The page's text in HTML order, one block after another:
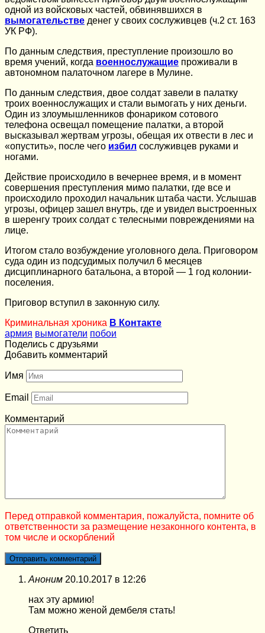
одной из войсковых частей, обвинявшихся в
вымогательстве денег у своих сослуживцев (ч.2 ст. 163
УК РФ).
По данным следствия, преступление произошло во
время учений, когда военнослужащие проживали в
автономном палаточном лагере в Мулине.
По данным следствия, двое солдат завели в палатку
троих военнослужащих и стали вымогать у них деньги.
Один из злоумышленников фонариком сотового
телефона освещал помещение палатки, а второй
высказывал жертвам угрозы, обещая их отвести в лес и
«опустить», после чего избил сослуживцев руками и
ногами.
Действие происходило в вечернее время, и в момент
совершения преступления мимо палатки, где все и
происходило проходил начальник штаба части. Услышав
угрозы, офицер зашел внутрь, где и увидел выстроенных
в шеренгу троих солдат с телесными повреждениями на
лице.
Итогом стало возбуждение уголовного дела. Приговором
суда один из подсудимых получил 6 месяцев
дисциплинарного батальона, а второй — 1 год колонии-
поселения.
Приговор вступил в законную силу.
Криминальная хроника В Контакте
армия вымогатели побои
Поделись с друзьями
Добавить комментарий
Имя
Email
Комментарий
Перед отправкой комментария, пожалуйста, помните об
ответственности за размещение незаконного контента, в
том числе и оскорблений
Аноним 20.10.2017 в 12:26
нах эту армию!
Там можно женой дембеля стать!
Ответить